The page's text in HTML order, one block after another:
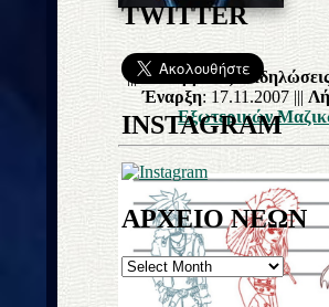
|||Καλυμμένες
Έναρξη: 17.11.2007 |||
Εξωτερικών
TWITTER
INSTAGRAM
ΑΡΧΕΙΟ ΝΕΩΝ
ΑΡΧΕΙΟ
ΝΕΩΝ